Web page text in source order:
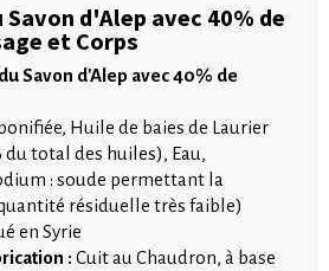
d'Alep avec 40% de
et Corps
Savon d'Alep avec 40% de
Huile de baies de Laurier
total des huiles), Eau,
: soude permettant la
résiduelle très faible)
en Syrie
: Cuit au Chaudron, à base